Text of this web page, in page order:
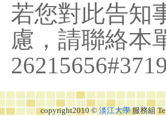
若您對此告知
慮，請聯絡本
copyright2010 © 淡江大學 服務組